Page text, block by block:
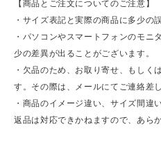
【商品とご注文についてのご注意】
・サイズ表記と実際の商品に多少の
・パソコンやスマートフォンのモニ
少の差異が出ることがございます。
・欠品のため、お取り寄せ、もしく
す。その際は、メールにてご連絡差
・商品のイメージ違い、サイズ間違
返品は対応できかねますので、あら